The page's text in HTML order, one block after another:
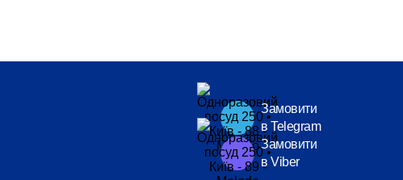
Замовити
в Telegram
Замовити
в Viber